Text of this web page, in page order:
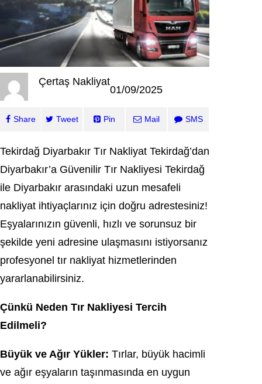
Çertaş Nakliyat
01/09/2025
Share Tweet Pin Mail SMS
Tekirdağ Diyarbakır Tır Nakliyat Tekirdağ’dan
Diyarbakır’a Güvenilir Tır Nakliyesi Tekirdağ
ile Diyarbakır arasındaki uzun mesafeli
nakliyat ihtiyaçlarınız için doğru adrestesiniz!
Eşyalarınızın güvenli, hızlı ve sorunsuz bir
şekilde yeni adresine ulaşmasını istiyorsanız
profesyonel tır nakliyat hizmetlerinden
yararlanabilirsiniz.
Çünkü Neden Tır Nakliyesi Tercih
Edilmeli?
Büyük ve Ağır Yükler: Tırlar, büyük hacimli
ve ağır eşyaların taşınmasında en uygun